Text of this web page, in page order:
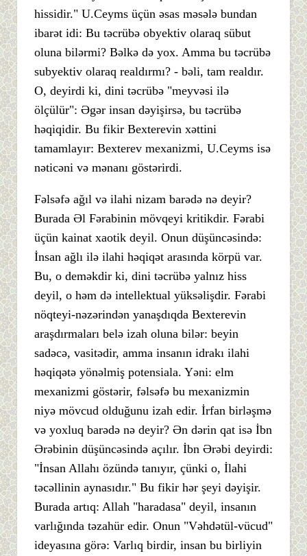
hissidir." U.Ceyms üçün əsas məsələ bundan
ibarət idi: Bu təcrübə obyektiv olaraq sübut
oluna bilərmi? Bəlkə də yox. Amma bu təcrübə
subyektiv olaraq realdırmı? - bəli, tam realdır.
O, deyirdi ki, dini təcrübə "meyvəsi ilə
ölçülür": Əgər insan dəyişirsə, bu təcrübə
həqiqidir. Bu fikir Bexterevin xəttini
tamamlayır: Bexterev mexanizmi, U.Ceyms isə
nəticəni və mənanı göstərirdi.
Fəlsəfə ağıl və ilahi nizam barədə nə deyir?
Burada Əl Fərabinin mövqeyi kritikdir. Fərabi
üçün kainat xaotik deyil. Onun düşüncəsində:
İnsan ağlı ilə ilahi həqiqət arasında körpü var.
Bu, o deməkdir ki, dini təcrübə yalnız hiss
deyil, o həm də intellektual yüksəlişdir. Fərabi
nöqteyi-nəzərindən yanaşdıqda Bexterevin
araşdırmaları belə izah oluna bilər: beyin
sadəcə, vasitədir, amma insanın idrakı ilahi
həqiqətə yönəlmiş potensiala. Yəni: elm
mexanizmi göstərir, fəlsəfə bu mexanizmin
niyə mövcud olduğunu izah edir. İrfan birləşmə
və yoxluq barədə nə deyir? Ən dərin qat isə İbn
Ərəbinin düşüncəsində açılır. İbn Ərəbi deyirdi:
"İnsan Allahı özündə tanıyır, çünki o, İlahi
təcəllinin aynasıdır." Bu fikir hər şeyi dəyişir.
Burada artıq: Allah "haradasa" deyil, insanın
varlığında təzahür edir. Onun "Vəhdətül-vücud"
ideyasına görə: Varlıq birdir, insan bu birliyin